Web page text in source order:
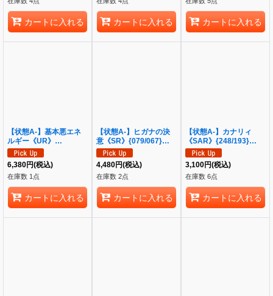
カートに入れる カートに入れる カートに入れる
【状態A-】基本悪エネ
ルギー《UR》
{101/069}[S6a]
6,380円(税込)
在庫数 1点
カートに入れる
【状態A-】ヒガナの決
意《SR》{079/067}
[S7R]
4,480円(税込)
在庫数 2点
カートに入れる
【状態A-】カナリィ
《SAR》{248/193}
[M2a]
3,100円(税込)
在庫数 6点
カートに入れる